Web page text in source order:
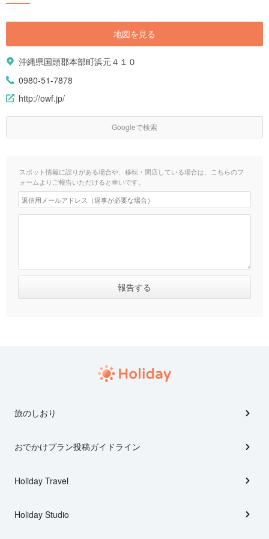
地図を見る
沖縄県国頭郡本部町浜元４１０
0980-51-7878
http://owf.jp/
Googleで検索
スポット情報に誤りがある場合や、移転・閉店している場合は、こちらのフ
ォームよりご報告いただけると幸いです。
旅のしおり
おでかけプラン投稿ガイドライン
Holiday Travel
Holiday Studio